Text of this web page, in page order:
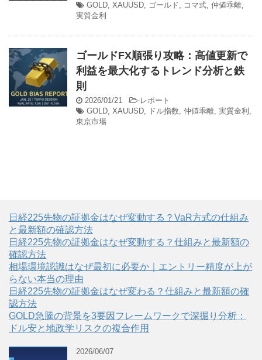
GOLD, XAUUSD, ゴールド, コマ式, 仲値乖離,
実質金利
ゴールドFX順張り攻略：高値更新で
利益を最大化するトレンド分析と鉄
則
2026/01/21 -レポート
GOLD, XAUUSD, ドル指数, 仲値乖離, 実質金利 ,
東京市場
日経225先物の証拠金はなぜ変動する？VaR方式の仕組み
と最新額の確認方法
日経225先物の証拠金はなぜ変動する？仕組みと最新額の
確認方法
相場環境認識はなぜ最初に必要か｜エントリー精度が上が
らない本当の理由
日経225先物の証拠金はなぜ変わる？仕組みと最新額の確
認方法
GOLD急騰の背景を3要因フレームワークで深掘り分析：
ドル安と地政学リスクの複合作用
2026/06/07